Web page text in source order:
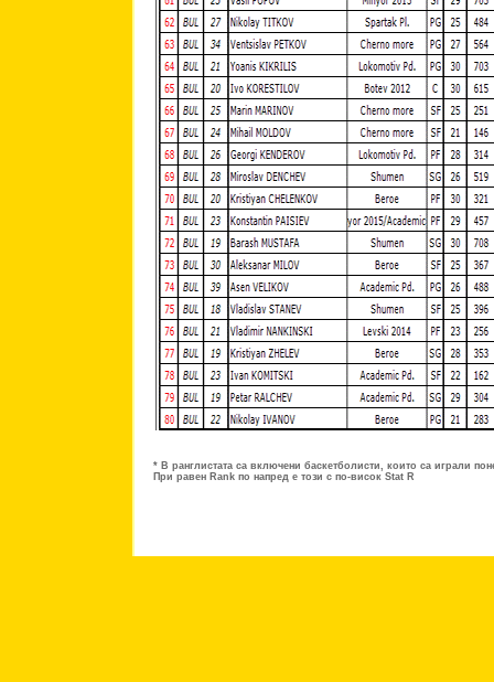
* В ранглистата са включени баскетболисти, които са играли
При равен Rank по напред е този с по-висок Stat R